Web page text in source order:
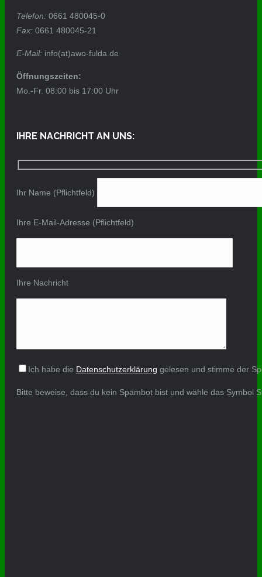
Telefon: 0661 480045-0
Fax: 0661 480045-21
E-Mail: info(at)awo-fulda.de
Öffnungszeiten:
Mo.-Fr. 08:00 bis 17:00 Uhr
IHRE NACHRICHT AN UNS:
Ihr Name (Pflichtfeld)
Ihre E-Mail-Adresse (Pflichtfeld)
Ihre Nachricht
Ich habe die Datenschutzerklärung gelesen und stimme der
Bitte beweise, dass du kein Spambot bist und wähle das Symbol